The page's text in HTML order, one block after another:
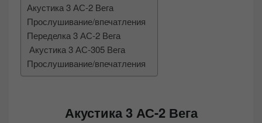
Акустика 3 АС-2 Вега
Прослушивание/впечатления
Переделка 3 АС-2 Вега
Акустика 3 АС-305 Вега
Прослушивание/впечатления
Акустика 3 АС-2 Вега